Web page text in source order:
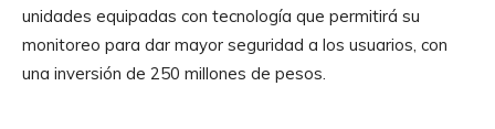
unidades equipadas con tecnología que permitirá su
monitoreo para dar mayor seguridad a los usuarios, con
una inversión de 250 millones de pesos.